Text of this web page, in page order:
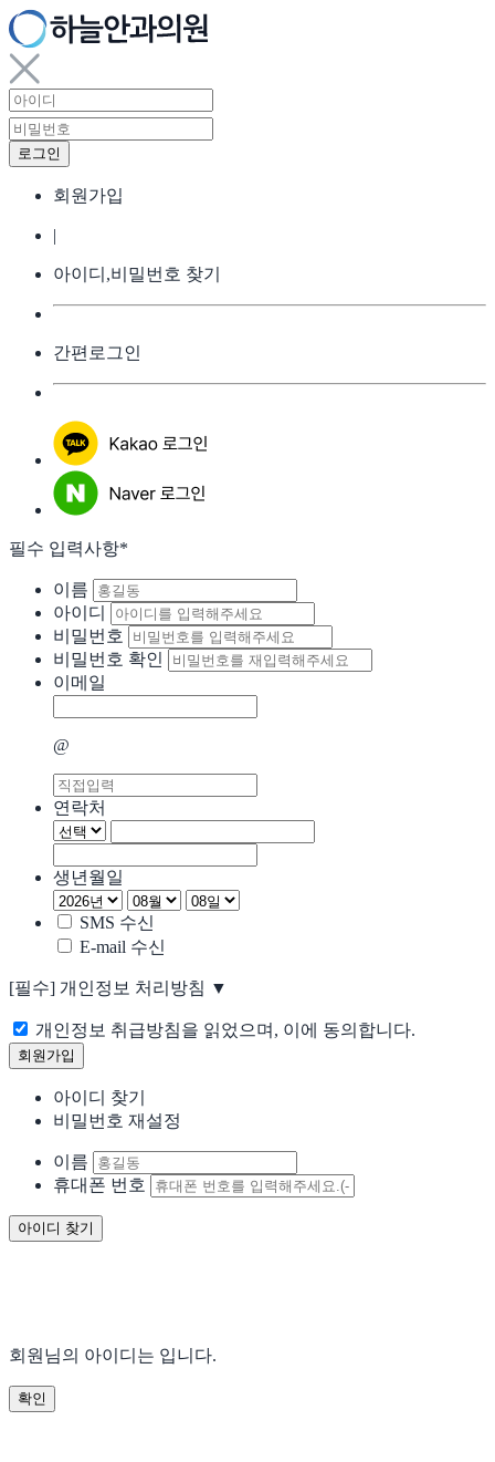
회원가입
|
아이디,비밀번호 찾기
간편로그인
필수 입력사항*
이름
아이디
비밀번호
비밀번호 확인
이메일
@
연락처
생년월일
SMS 수신
E-mail 수신
[필수] 개인정보 처리방침 ▼
개인정보 취급방침을 읽었으며, 이에 동의합니다.
아이디 찾기
비밀번호 재설정
이름
휴대폰 번호
회원님의 아이디는 입니다.